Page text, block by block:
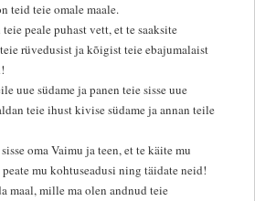
teid teie omale maale.
teie peale puhast vett, et te saaksite
rüvedusist ja kõigist teie ebajumalaist
uue südame ja panen teie sisse uue
teie ihust kivise südame ja annan teile
oma Vaimu ja teen, et te käite mu
mu kohtuseadusi ning täidate neid!
maal, mille ma olen andnud teie